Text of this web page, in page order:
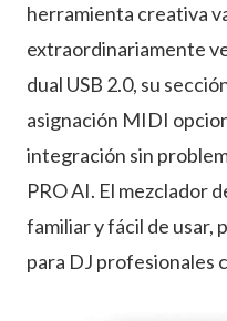
herramienta creativa
extraordinariamente
dual USB 2.0, su
asignación MIDI
integración sin
PRO AI. El mezclador
familiar y fácil de usar,
para DJ profesionales